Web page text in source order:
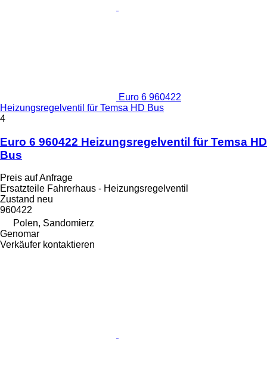
Euro 6 960422
Heizungsregelventil für Temsa HD Bus
4
Euro 6 960422 Heizungsregelventil für Temsa HD
Bus
Preis auf Anfrage
Ersatzteile Fahrerhaus - Heizungsregelventil
Zustand neu
960422
Polen, Sandomierz
Genomar
Verkäufer kontaktieren